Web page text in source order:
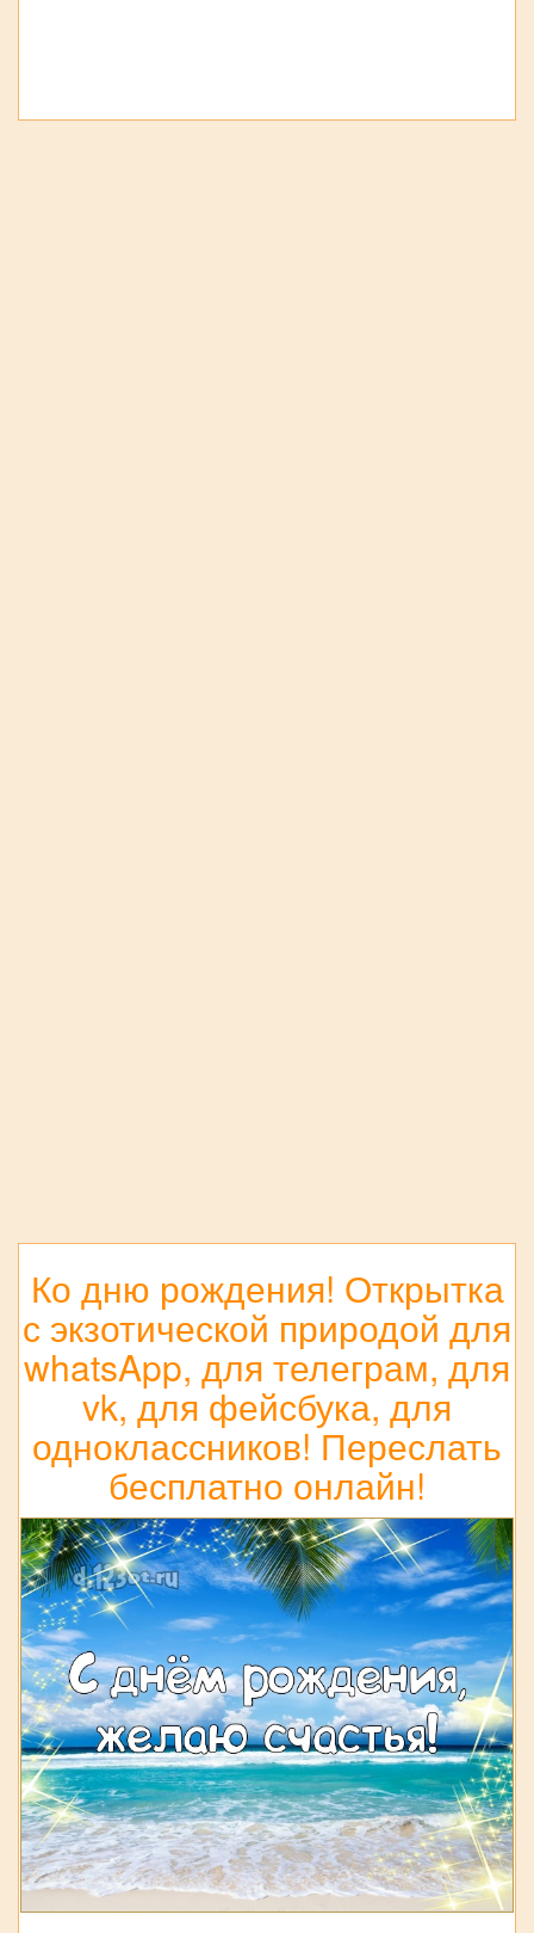
Ко дню рождения! Открытка
с экзотической природой для
whatsApp, для телеграм, для
vk, для фейсбука, для
одноклассников! Переслать
бесплатно онлайн!